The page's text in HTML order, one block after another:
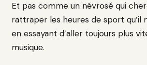
Et pas comme un névrosé qui
rattraper les heures de sport qu’il
en essayant d’aller toujours plus
musique.